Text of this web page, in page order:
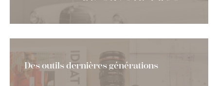
Des outils dernières générations